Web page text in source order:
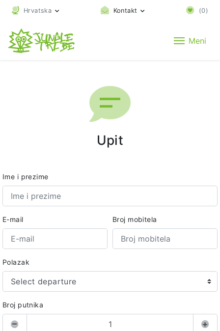
Hrvatska Kontakt (0)
Meni
Upit
Ime i prezime
E-mail Broj mobitela
Polazak
Select departure
Broj putnika